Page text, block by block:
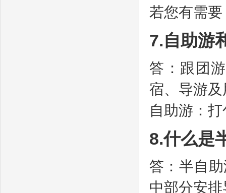
若您有需
7.自助游
答：跟团
宿、导游
自助游：
8.什么是
答：半自
中部分安